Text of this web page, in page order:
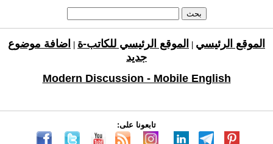
الموقع الرئيسي الموقع الرئيسي للكاتب-ة
اضافة موضوع
جديد
Modern Discussion - Mobile English
تابعونا على: